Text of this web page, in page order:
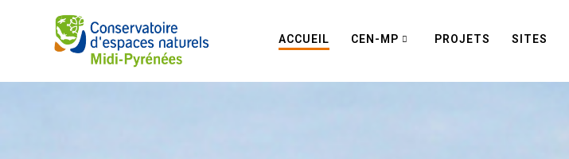
ACCUEIL CEN-MP PROJETS SITES